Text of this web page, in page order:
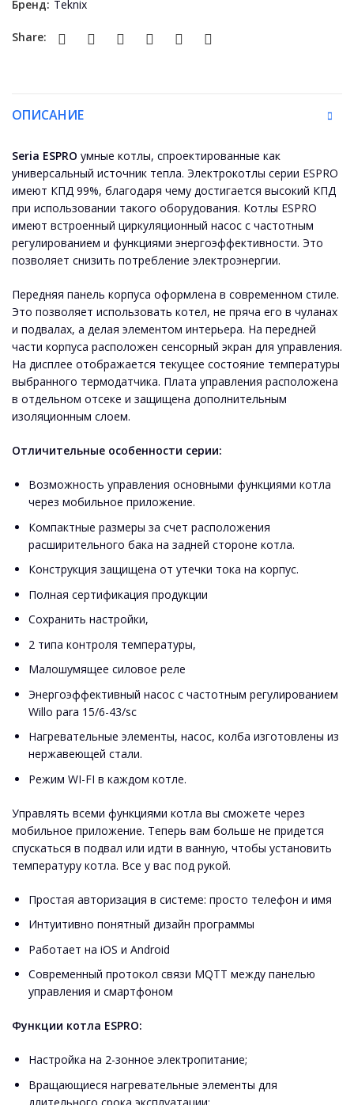
Бренд: Teknix
Share:
ОПИСАНИЕ
Seria ESPRO умные котлы, спроектированные как
универсальный источник тепла. Электрокотлы серии ESPRO
имеют КПД 99%, благодаря чему достигается высокий КПД
при использовании такого оборудования. Котлы ESPRO
имеют встроенный циркуляционный насос с частотным
регулированием и функциями энергоэффективности. Это
позволяет снизить потребление электроэнергии.
Передняя панель корпуса оформлена в современном стиле.
Это позволяет использовать котел, не пряча его в чуланах
и подвалах, а делая элементом интерьера. На передней
части корпуса расположен сенсорный экран для управления.
На дисплее отображается текущее состояние температуры
выбранного термодатчика. Плата управления расположена
в отдельном отсеке и защищена дополнительным
изоляционным слоем.
Отличительные особенности серии:
Возможность управления основными функциями котла
через мобильное приложение.
Компактные размеры за счет расположения
расширительного бака на задней стороне котла.
Конструкция защищена от утечки тока на корпус.
Полная сертификация продукции
Сохранить настройки,
2 типа контроля температуры,
Малошумящее силовое реле
Энергоэффективный насос с частотным регулированием
Willo para 15/6-43/sc
Нагревательные элементы, насос, колба изготовлены из
нержавеющей стали.
Режим WI-FI в каждом котле.
Управлять всеми функциями котла вы сможете через
мобильное приложение. Теперь вам больше не придется
спускаться в подвал или идти в ванную, чтобы установить
температуру котла. Все у вас под рукой.
Простая авторизация в системе: просто телефон и имя
Интуитивно понятный дизайн программы
Работает на iOS и Android
Современный протокол связи MQTT между панелью
управления и смартфоном
Функции котла ESPRO:
Настройка на 2-зонное электропитание;
Вращающиеся нагревательные элементы для